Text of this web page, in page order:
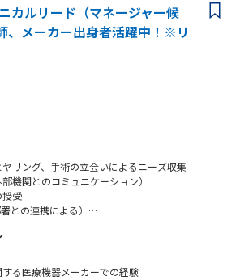
いることを確保する。
ンが現地の法令、規制およびガイドラインに準
。また、ポリシーや行動規範と現地法規制の間
厳格な基準を適用することを確保する。
ンが電子承認システム上で所定の期限内にレビ
らびに承認済みコミュニケーションごとにロー
の識別コードが付与されることを確保する。
ニケーションおよび関連証憑について、電子承
の保管（アーカイブ）が行われることを確保す
報の変更、規制改定、訴訟対応、承認済みコミ
新されることを確保する。
定され、その期限管理が適切に実施されている
との適時な連携・協議を通じて、会社の対応方
る。
）および法務チームとの良好な連携のもと、
ーニングを提供する。
ンス組織と連携し、コンプライアンス基準、監
ュニケーション能力
ェクトマネジメント資格
自ら動きながら課題を解決できる方
ネス、それぞれの言語を理解し橋渡しができる
環境でも、自律的に整理・推進できる方
ピード感・泥臭さを前向きに楽しめる方
手術をAIで支援し、患者アウトカムを改善す
とともに自分も成長したい方
カルリード（マネージャー候
、メーカー出身者活躍中！※リ
リング、手術の立会いによるニーズ収集
機関とのコミュニケーション）
授受
との連携による）
製品開発連携）
や開発スケジュールの調整
る医療機器メーカーでの経験